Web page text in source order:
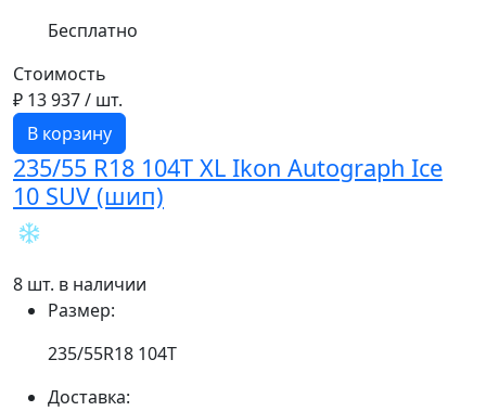
Бесплатно
Стоимость
₽ 13 937/ шт.
В корзину
235/55 R18 104T XL Ikon Autograph Ice
10 SUV (шип)
8 шт. в наличии
Размер:
235/55R18 104T
Доставка: